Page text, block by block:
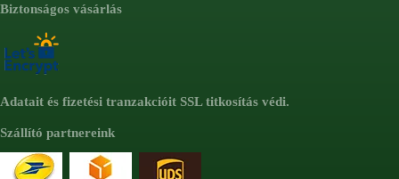
Biztonságos vásárlás
Adatait és fizetési tranzakcióit SSL titkosítás védi.
Szállító partnereink